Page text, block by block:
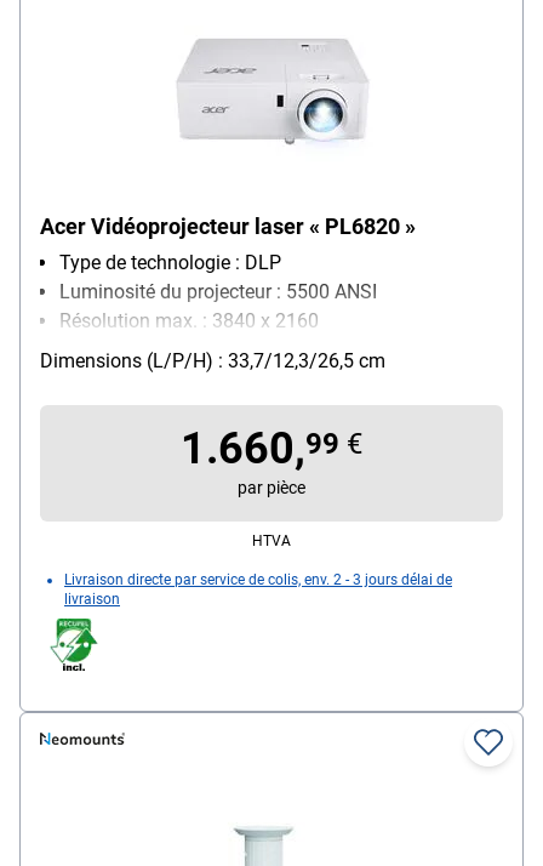
Acer Vidéoprojecteur laser « PL6820 »
Type de technologie : DLP
Luminosité du projecteur : 5500 ANSI
Résolution max. : 3840 x 2160
Particularités : compatible 3D / prend en charge les
formats d'image 16:9 et 4:3 / protégé par code PIN
réseau : LAN
Dimensions (L/P/H) : 33,7/12,3/26,5 cm
1.660,99 €
par pièce
HTVA
Livraison directe par service de colis, env. 2 - 3 jours délai de
livraison